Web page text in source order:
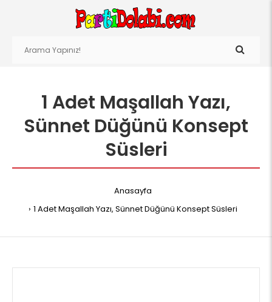
1 Adet Maşallah Yazı,
Sünnet Düğünü Konsept
Süsleri
Anasayfa
1 Adet Maşallah Yazı, Sünnet Düğünü Konsept Süsleri